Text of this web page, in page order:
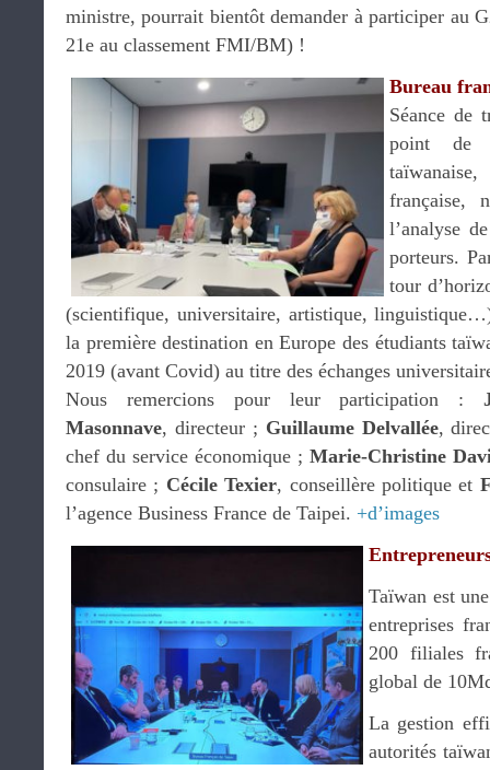
ministre, pourrait bientôt demander à participer au
21e au classement FMI/BM) !
Bureau
Séance de
point de
française,
l’analyse
porteurs.
tour
(scientifique, universitaire, artistique,
la première destination en Europe des étudiants
2019 (avant Covid) au titre des échanges
Nous remercions pour leur participation :
Masonnave, directeur ; Guillaume Delvallée,
chef du service économique ; Marie-Christine
consulaire ; Cécile Texier, conseillère politique et
l’agence Business France de Taipei. +d’images
Taïwan est
entreprises
200 filiales
global de
La gestion
autorités